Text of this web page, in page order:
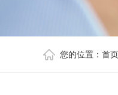
您的位置： 首页